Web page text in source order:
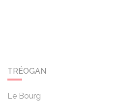
TRÉOGAN
Le Bourg